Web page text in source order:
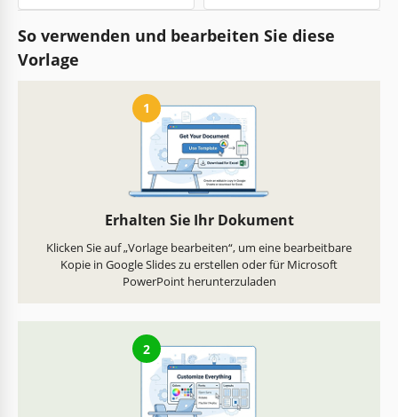
So verwenden und bearbeiten Sie diese
Vorlage
1
Erhalten Sie Ihr Dokument
Klicken Sie auf „Vorlage bearbeiten“, um eine bearbeitbare
Kopie in Google Slides zu erstellen oder für Microsoft
PowerPoint herunterzuladen
2